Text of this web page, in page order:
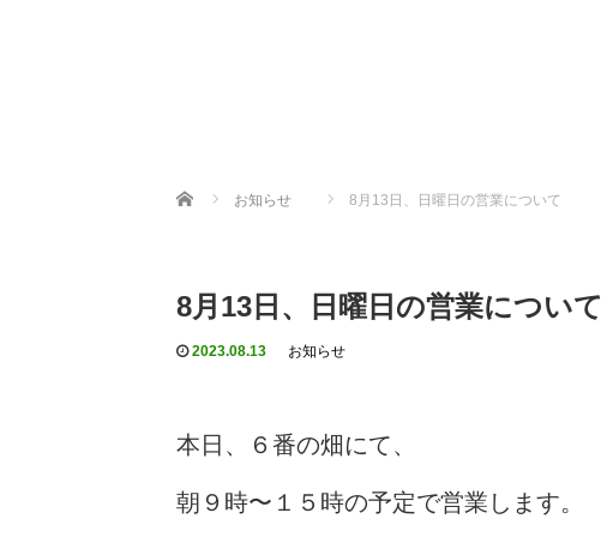
Home お知らせ 8月13日、日曜日の営業について
8月13日、日曜日の営業について
2023.08.13 お知らせ
本日、６番の畑にて、
朝９時〜１５時の予定で営業します。